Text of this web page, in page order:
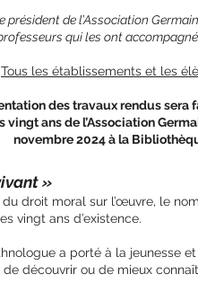
président de l’Association
qui les ont
Tous les établissements et les
des travaux rendus sera
vingt ans de l’Association
novembre 2024 à la
»
droit moral sur l’œuvre, le
vingt ans d’existence.
a porté à la jeunesse
découvrir ou de mieux